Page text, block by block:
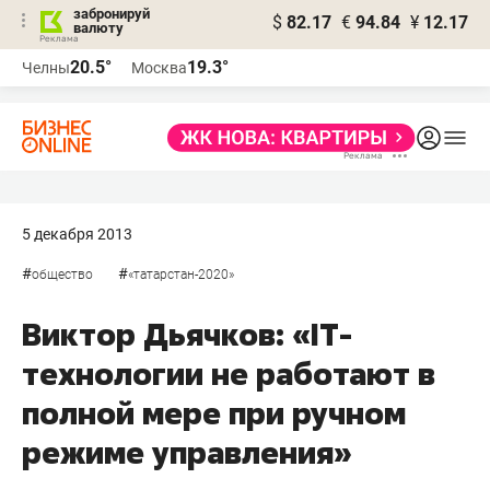
забронируй
валюту
$ 82.17 € 94.84 ¥ 12.17
Челны20.5° Москва19.3°
5 декабря 2013
#общество #«татарстан-2020»
Виктор Дьячков: «IT-
технологии не работают в
полной мере при ручном
режиме управления»